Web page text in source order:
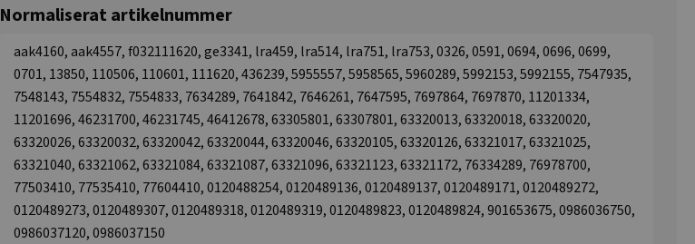
Normaliserat artikelnummer
aak4160, aak4557, f032111620, ge3341, lra459, lra514, lra751, lra753, 0326, 0591, 0694, 0696, 0699,
0701, 13850, 110506, 110601, 111620, 436239, 5955557, 5958565, 5960289, 5992153, 5992155, 7547935,
7548143, 7554832, 7554833, 7634289, 7641842, 7646261, 7647595, 7697864, 7697870, 11201334,
11201696, 46231700, 46231745, 46412678, 63305801, 63307801, 63320013, 63320018, 63320020,
63320026, 63320032, 63320042, 63320044, 63320046, 63320105, 63320126, 63321017, 63321025,
63321040, 63321062, 63321084, 63321087, 63321096, 63321123, 63321172, 76334289, 76978700,
77503410, 77535410, 77604410, 0120488254, 0120489136, 0120489137, 0120489171, 0120489272,
0120489273, 0120489307, 0120489318, 0120489319, 0120489823, 0120489824, 901653675, 0986036750,
0986037120, 0986037150